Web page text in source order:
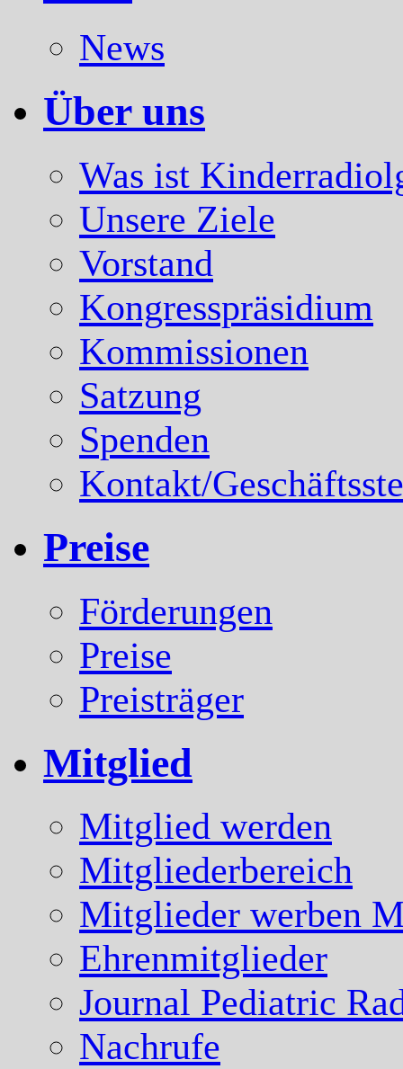
News
Über uns
Was ist
Unsere Ziele
Vorstand
Kongresspräsidium
Kommissionen
Satzung
Spenden
Kontakt/
Preise
Förderungen
Preise
Preisträger
Mitglied
Mitglied werden
Mitgliederbereich
Mitglieder werben
Ehrenmitglieder
Journal Pediatric
Nachrufe